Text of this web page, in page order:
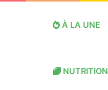
À LA UNE
NUTRITION